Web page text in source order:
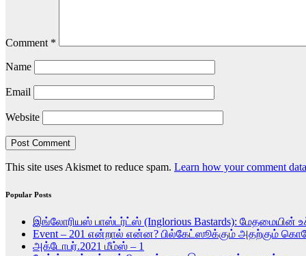
Comment *
Name
Email
Website
This site uses Akismet to reduce spam. Learn how your comment
Popular Posts
இங்லோரியஸ் பாஸ்டர்ட்ஸ் (Inglorious Bastards): மேதமையின்
Event – 201 என்றால் என்ன? பில்கேட்ஸூக்கும் அதற்கும்
அக்டோபர்.2021 மீம்ஸ் – 1